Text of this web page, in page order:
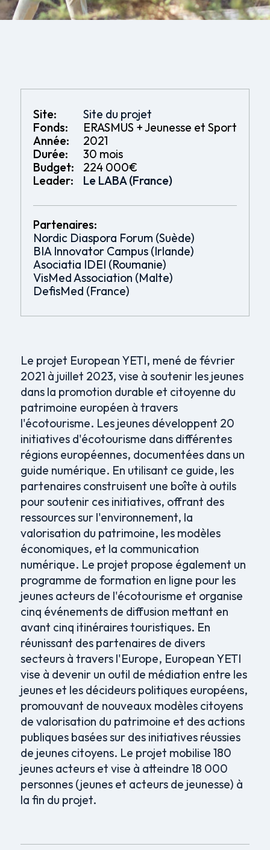
Site:
Fonds:
Année:
Durée:
Budget:
Leader:
Site du projet
ERASMUS + Jeunesse et Sport
2021
30 mois
224 000€
Le LABA (France)
Partenaires:
Nordic Diaspora Forum (Suède)
BIA Innovator Campus (Irlande)
Asociatia IDEI (Roumanie)
VisMed Association (Malte)
DefisMed (France)
Le projet European YETI, mené de février
2021 à juillet 2023, vise à soutenir les jeunes
dans la promotion durable et citoyenne du
patrimoine européen à travers
l'écotourisme. Les jeunes développent 20
initiatives d'écotourisme dans différentes
régions européennes, documentées dans un
guide numérique. En utilisant ce guide, les
partenaires construisent une boîte à outils
pour soutenir ces initiatives, offrant des
ressources sur l'environnement, la
valorisation du patrimoine, les modèles
économiques, et la communication
numérique. Le projet propose également un
programme de formation en ligne pour les
jeunes acteurs de l'écotourisme et organise
cinq événements de diffusion mettant en
avant cinq itinéraires touristiques. En
réunissant des partenaires de divers
secteurs à travers l'Europe, European YETI
vise à devenir un outil de médiation entre les
jeunes et les décideurs politiques européens,
promouvant de nouveaux modèles citoyens
de valorisation du patrimoine et des actions
publiques basées sur des initiatives réussies
de jeunes citoyens. Le projet mobilise 180
jeunes acteurs et vise à atteindre 18 000
personnes (jeunes et acteurs de jeunesse) à
la fin du projet.